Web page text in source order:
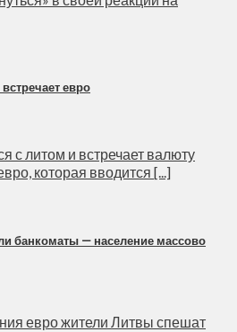
евро
с литом и встречает валюту
которая вводится [...]
банкоматы — население массово
евро жители Литвы спешат